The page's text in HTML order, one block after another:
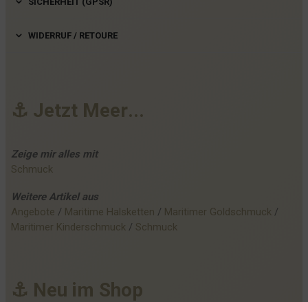
WIDERRUF / RETOURE
⚓ Jetzt Meer...
Zeige mir alles mit
Schmuck
Weitere Artikel aus
Angebote / Maritime Halsketten / Maritimer Goldschmuck
Maritimer Kinderschmuck / Schmuck
⚓ Neu im Shop